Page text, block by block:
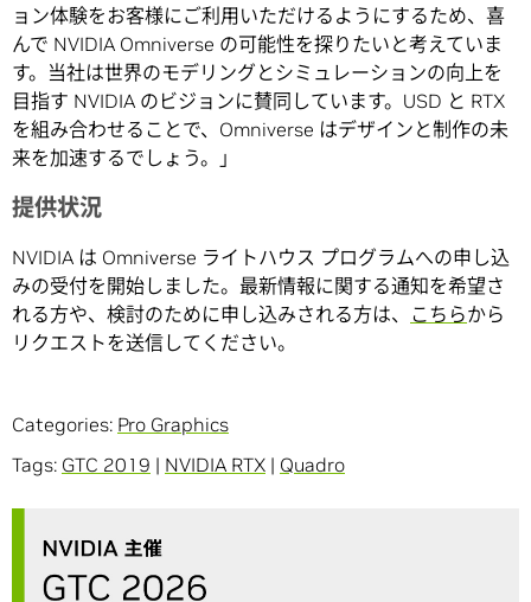
ョン体験をお客様にご利用いただけるようにするため、喜
んで NVIDIA Omniverse の可能性を探りたいと考えていま
す。当社は世界のモデリングとシミュレーションの向上を
目指す NVIDIA のビジョンに賛同しています。USD と RTX
を組み合わせることで、Omniverse はデザインと制作の未
来を加速するでしょう。」
提供状況
NVIDIA は Omniverse ライトハウス プログラムへの申し込
みの受付を開始しました。最新情報に関する通知を希望さ
れる方や、検討のために申し込みされる方は、 こちらから
リクエストを送信してください。
Categories: Pro Graphics
Tags: GTC 2019 | NVIDIA RTX | Quadro